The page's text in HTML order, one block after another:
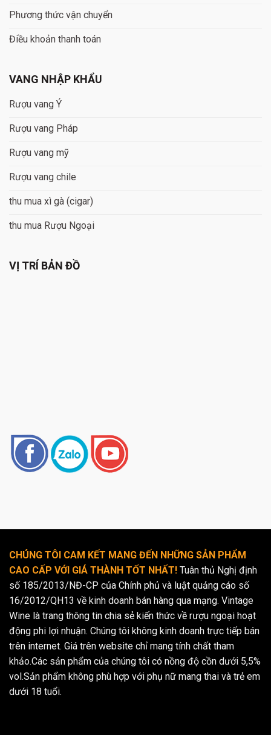
Phương thức vận chuyển
Điều khoản thanh toán
VANG NHẬP KHẨU
Rượu vang Ý
Rượu vang Pháp
Rượu vang mỹ
Rượu vang chile
thu mua xì gà (cigar)
thu mua Rượu Ngoại
VỊ TRÍ BẢN ĐỒ
CHÚNG TÔI CAM KẾT MANG ĐẾN NHỮNG SẢN PHẨM
CAO CẤP VỚI GIÁ THÀNH TỐT NHẤT! Tuân thủ Nghị định
số 185/2013/NĐ-CP của Chính phủ và luật quảng cáo số
16/2012/QH13 về kinh doanh bán hàng qua mạng. Vintage
Wine là trang thông tin chia sẻ kiến thức về rượu ngoại hoạt
động phi lợi nhuận. Chúng tôi không kinh doanh trực tiếp bán
trên internet. Giá trên website chỉ mang tính chất tham
khảo.Các sản phẩm của chúng tôi có nồng độ cồn dưới 5,5%
vol.Sản phẩm không phù hợp với phụ nữ mang thai và trẻ em
dưới 18 tuổi.